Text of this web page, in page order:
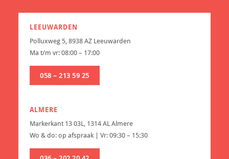
LEEUWARDEN
Polluxweg 5, 8938 AZ Leeuwarden
Ma t/m vr: 08:00 – 17:00
058 – 213 59 25
ALMERE
Markerkant 13 03L, 1314 AL Almere
Wo & do: op afspraak | Vr: 09:30 – 15:30